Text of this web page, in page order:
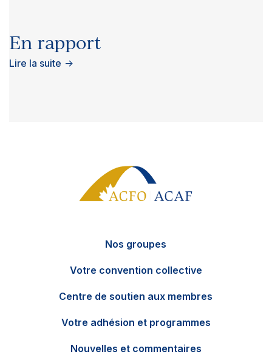
En rapport
Lire la suite →
Nos groupes
Votre convention collective
Centre de soutien aux membres
Votre adhésion et programmes
Nouvelles et commentaires